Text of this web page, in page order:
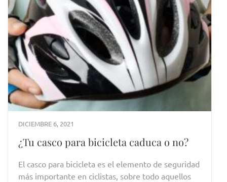
DICIEMBRE 6, 2021
¿Tu casco para bicicleta caduca o no?
El casco para bicicleta es el elemento de seguridad
más importante en ciclistas, sobre todo aquellos